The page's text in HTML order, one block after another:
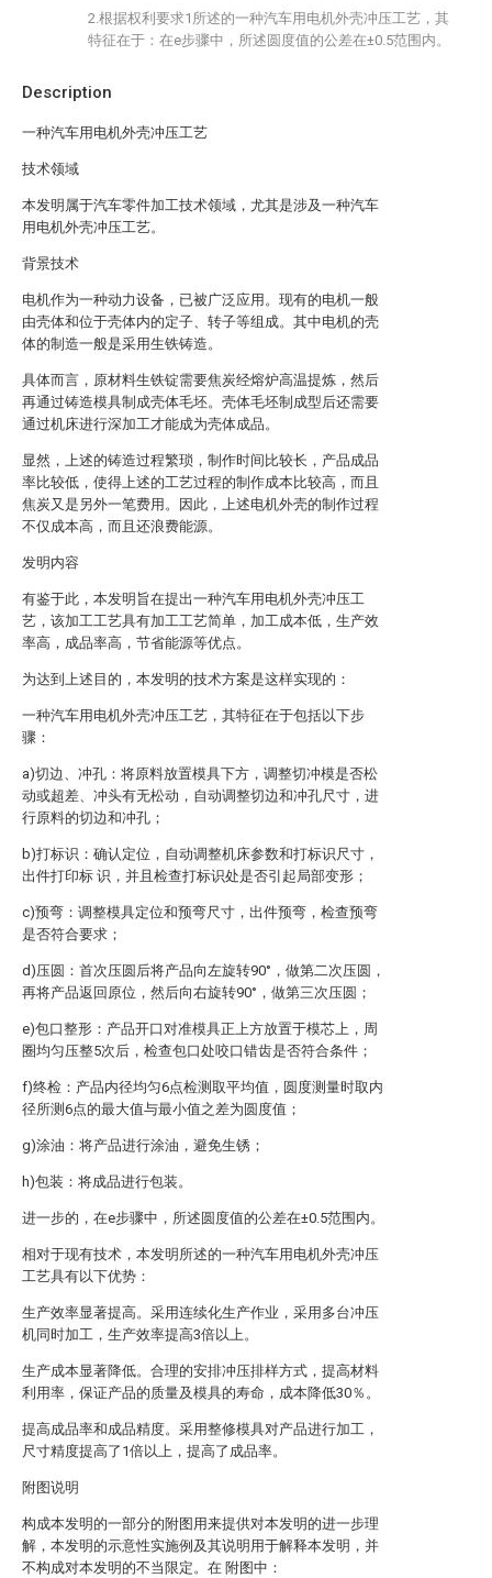
Description
一种汽车用电机外壳冲压工艺
技术领域
本发明属于汽车零件加工技术领域，尤其是涉及一种汽车
用电机外壳冲压工艺。
背景技术
电机作为一种动力设备，已被广泛应用。现有的电机一般
由壳体和位于壳体内的定子、转子等组成。其中电机的壳
体的制造一般是采用生铁铸造。
具体而言，原材料生铁锭需要焦炭经熔炉高温提炼，然后
再通过铸造模具制成壳体毛坯。壳体毛坯制成型后还需要
通过机床进行深加工才能成为壳体成品。
显然，上述的铸造过程繁琐，制作时间比较长，产品成品
率比较低，使得上述的工艺过程的制作成本比较高，而且
焦炭又是另外一笔费用。因此，上述电机外壳的制作过程
不仅成本高，而且还浪费能源。
发明内容
有鉴于此，本发明旨在提出一种汽车用电机外壳冲压工
艺，该加工工艺具有加工工艺简单，加工成本低，生产效
率高，成品率高，节省能源等优点。
为达到上述目的，本发明的技术方案是这样实现的：
一种汽车用电机外壳冲压工艺，其特征在于包括以下步
骤：
a)切边、冲孔：将原料放置模具下方，调整切冲模是否松
动或超差、冲头有无松动，自动调整切边和冲孔尺寸，进
行原料的切边和冲孔；
b)打标识：确认定位，自动调整机床参数和打标识尺寸，
出件打印标 识，并且检查打标识处是否引起局部变形；
c)预弯：调整模具定位和预弯尺寸，出件预弯，检查预弯
是否符合要求；
d)压圆：首次压圆后将产品向左旋转90°，做第二次压圆，
再将产品返回原位，然后向右旋转90°，做第三次压圆；
e)包口整形：产品开口对准模具正上方放置于模芯上，周
圈均匀压整5次后，检查包口处咬口错齿是否符合条件；
f)终检：产品内径均匀6点检测取平均值，圆度测量时取内
径所测6点的最大值与最小值之差为圆度值；
g)涂油：将产品进行涂油，避免生锈；
h)包装：将成品进行包装。
进一步的，在e步骤中，所述圆度值的公差在±0.5范围内。
相对于现有技术，本发明所述的一种汽车用电机外壳冲压
工艺具有以下优势：
生产效率显著提高。采用连续化生产作业，采用多台冲压
机同时加工，生产效率提高3倍以上。
生产成本显著降低。合理的安排冲压排样方式，提高材料
利用率，保证产品的质量及模具的寿命，成本降低30％。
提高成品率和成品精度。采用整修模具对产品进行加工，
尺寸精度提高了1倍以上，提高了成品率。
附图说明
构成本发明的一部分的附图用来提供对本发明的进一步理
解，本发明的示意性实施例及其说明用于解释本发明，并
不构成对本发明的不当限定。在 附图中：
2.根据权利要求1所述的一种汽车用电机外壳冲压工艺，其
特征在于：在e步骤中，所述圆度值的公差在±0.5范围内。